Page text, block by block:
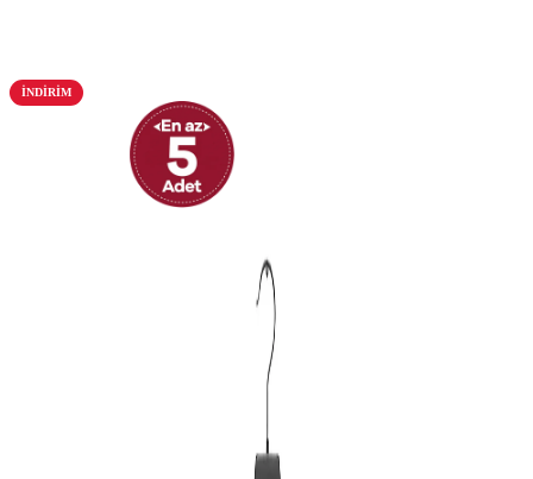
İNDIRIM